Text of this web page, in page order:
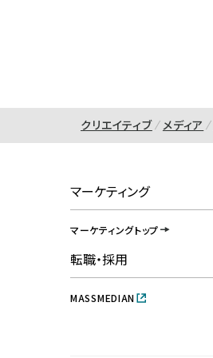
クリエイティブ メディア
マーケティング
マーケティングトップ
転職・採用
MASSMEDIAN